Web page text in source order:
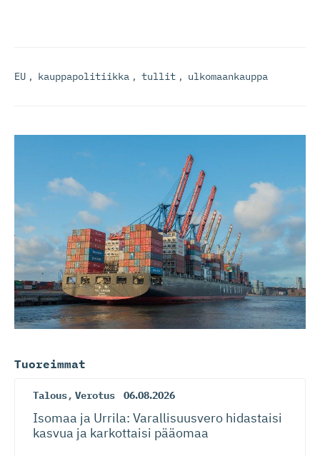
EU , kauppapolitiikka , tullit , ulkomaankauppa
Tuoreimmat
Talous, Verotus 06.08.2026
Isomaa ja Urrila: Varallisuusvero hidastaisi
kasvua ja karkottaisi pääomaa